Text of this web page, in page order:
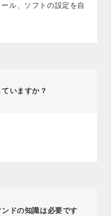
ル、ソフトの設定を自
いますか？
ドの知識は必要です